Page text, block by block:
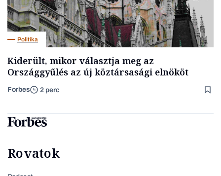
Politika
Kiderült, mikor választja meg az
Országgyűlés az új köztársasági elnököt
Forbes 2 perc
Rovatok